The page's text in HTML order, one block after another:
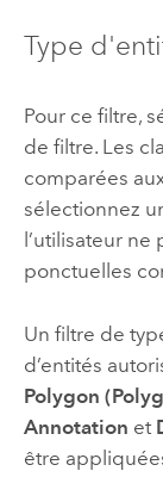
Type
Pour ce filtre,
de filtre. Les
comparées
sélectionnez
l’utilisateur ne
ponctuelles
Un filtre de
d’entités
Polygon
Annotation et
être